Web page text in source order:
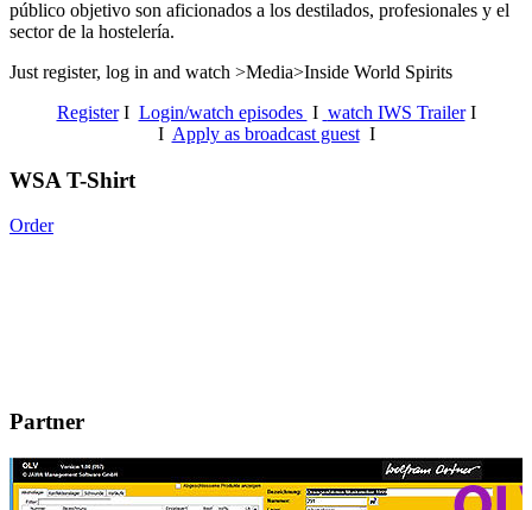
público objetivo son aficionados a los destilados, profesionales y el
sector de la hostelería.
Just register, log in and watch >Media>Inside World Spirits
RegisterI Login/watch episodes I watch IWS TrailerI
I Apply as broadcast guestI
WSA T-Shirt
Order
Partner